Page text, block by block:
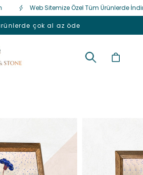
Web Sitemize Özel Tüm Ürünlerde İndirim
çok al az öde
Sepet